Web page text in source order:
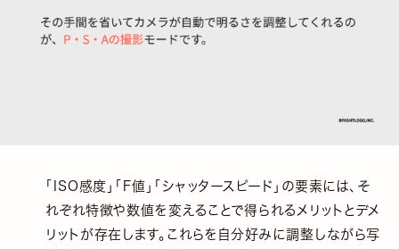
「ISO感度」「F値」「シャッタースピード」の要素には、そ
れぞれ特徴や数値を変えることで得られるメリットとデメ
リットが存在します。これらを自分好みに調整しながら写